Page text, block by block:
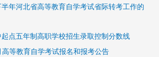
年河北省高等教育自学考试省际转考工作的
点五年制高职学校招生录取控制分数线
等教育自学考试报名和报考公告